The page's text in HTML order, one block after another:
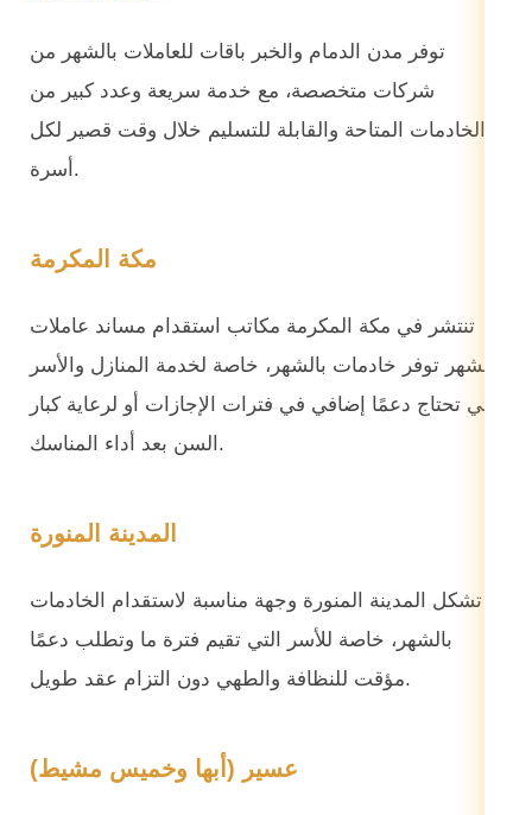
توفر مدن الدمام والخبر باقات للعاملات بالشهر من
شركات متخصصة، مع خدمة سريعة وعدد كبير من
الخادمات المتاحة والقابلة للتسليم خلال وقت قصير لكل
أسرة.
مكة المكرمة
تنتشر في مكة المكرمة مكاتب استقدام مساند عاملات
بالشهر توفر خادمات بالشهر، خاصة لخدمة المنازل والأسر
التي تحتاج دعمًا إضافي في فترات الإجازات أو لرعاية كبار
السن بعد أداء المناسك.
المدينة المنورة
تشكل المدينة المنورة وجهة مناسبة لاستقدام الخادمات
بالشهر، خاصة للأسر التي تقيم فترة ما وتطلب دعمًا
مؤقت للنظافة والطهي دون التزام عقد طويل.
عسير (أبها وخميس مشيط)